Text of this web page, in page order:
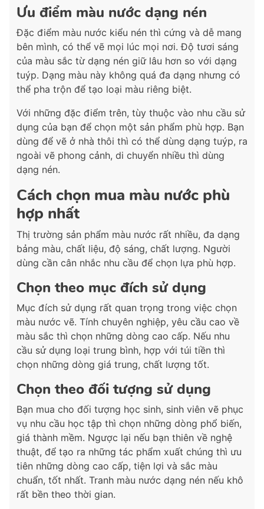
Ưu điểm màu nước dạng nén
Đặc điểm màu nước kiểu nén thì cứng và dễ mang
bên mình, có thể vẽ mọi lúc mọi nơi. Độ tươi sáng
của màu sắc từ dạng nén giữ lâu hơn so với dạng
tuýp. Dạng màu này không quá đa dạng nhưng có
thể pha trộn để tạo loại màu riêng biệt.
Với những đặc điểm trên, tùy thuộc vào nhu cầu sử
dụng của bạn để chọn một sản phẩm phù hợp. Bạn
dùng để vẽ ở nhà thôi thì có thể dùng dạng tuýp, ra
ngoài vẽ phong cảnh, di chuyển nhiều thì dùng
dạng nén.
Cách chọn mua màu nước phù
hợp nhất
Thị trường sản phẩm màu nước rất nhiều, đa dạng
bảng màu, chất liệu, độ sáng, chất lượng. Người
dùng cần cân nhắc nhu cầu để chọn lựa phù hợp.
Chọn theo mục đích sử dụng
Mục đích sử dụng rất quan trọng trong việc chọn
màu nước vẽ. Tính chuyên nghiệp, yêu cầu cao về
màu sắc thì chọn những dòng cao cấp. Nếu nhu
cầu sử dụng loại trung bình, hợp với túi tiền thì
chọn những dòng giá trung, chất lượng tốt.
Chọn theo đối tượng sử dụng
Bạn mua cho đối tượng học sinh, sinh viên vẽ phục
vụ nhu cầu học tập thì chọn những dòng phổ biến,
giá thành mềm. Ngược lại nếu bạn thiên về nghệ
thuật, để tạo ra những tác phẩm xuất chúng thì ưu
tiên những dòng cao cấp, tiện lợi và sắc màu
chuẩn, tốt nhất. Tranh màu nước dạng nén nếu khô
rất bền theo thời gian.